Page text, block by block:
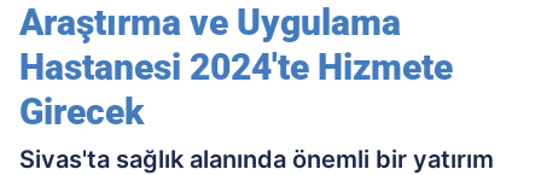
Araştırma ve Uygulama
Hastanesi 2024'te Hizmete
Girecek
Sivas'ta sağlık alanında önemli bir yatırım